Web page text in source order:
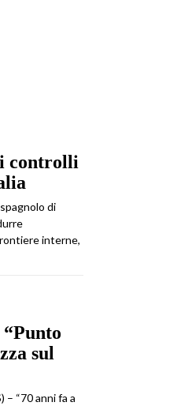
controlli
di
interne,
sul
– “70 anni fa a